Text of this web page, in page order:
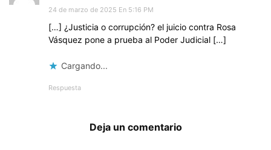
24 de marzo de 2025 En 5:16 PM
[…] ¿Justicia o corrupción? el juicio contra Rosa
Vásquez pone a prueba al Poder Judicial […]
Cargando...
Respuesta
Deja un comentario